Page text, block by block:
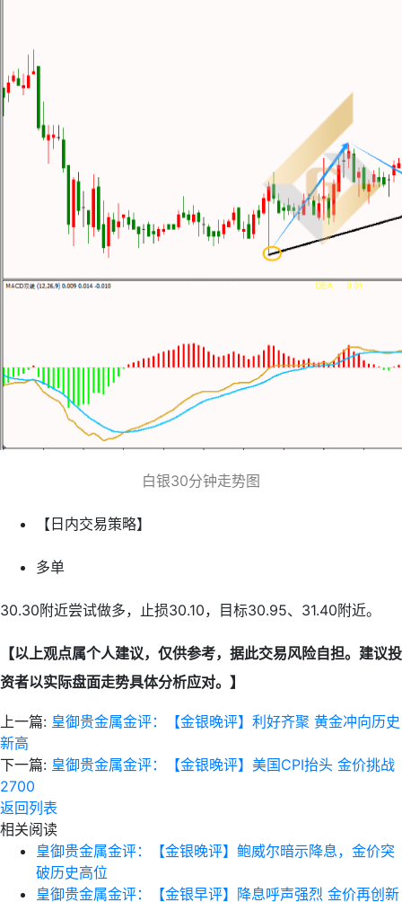
白银30分钟走势图
【日内交易策略】
多单
30.30附近尝试做多，止损30.10，目标30.95、31.40附近。
【以上观点属个人建议，仅供参考，据此交易风险自担。建议投
资者以实际盘面走势具体分析应对。】
上一篇: 皇御贵金属金评：【金银晚评】利好齐聚 黄金冲向历史
新高
下一篇: 皇御贵金属金评：【金银晚评】美国CPI抬头 金价挑战
2700
返回列表
相关阅读
皇御贵金属金评：【金银晚评】鲍威尔暗示降息，金价突
破历史高位
皇御贵金属金评：【金银早评】降息呼声强烈 金价再创新